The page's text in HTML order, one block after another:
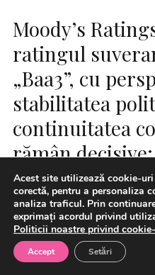
Moody’s
ratingul
„Baa3”, cu
stabilitatea
continuitatea
rămân
Finanțelor,
Continuarea
ajustare fiscală
rămâne decisivă
Acest site utilizează cookie-
corectă, pentru a personaliza
analiza traficul. Prin
exprimați acordul privind
Politicii noastre privind
Accept Setări